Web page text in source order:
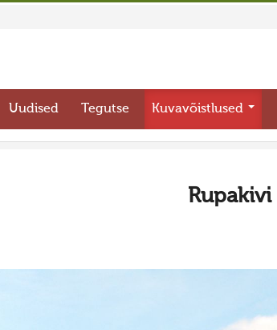
Uudised Tegutse Kuvavõistlused
Rupakivi